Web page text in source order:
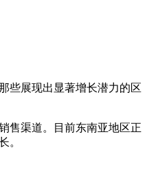
些展现出显著增长潜力的区
售渠道。目前东南亚地区正
。